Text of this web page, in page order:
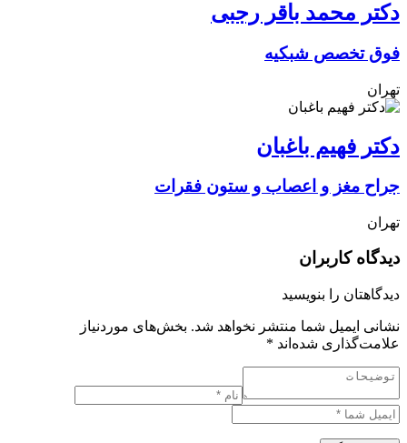
دکتر محمد باقر رجبی
فوق تخصص شبکیه
تهران
دکتر فهیم باغبان
جراح مغز و اعصاب و ستون فقرات
تهران
دیدگاه کاربران
دیدگاهتان را بنویسید
نشانی ایمیل شما منتشر نخواهد شد. بخش‌های موردنیاز
علامت‌گذاری شده‌اند *